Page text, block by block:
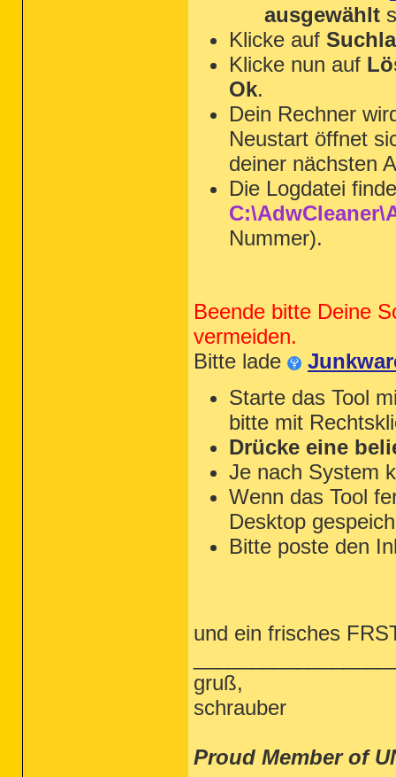
ausgewählt
Klicke auf
Klicke nun auf
Ok.
Dein Rechner
Neustart öffnet
deiner nächsten
Die Logdatei
Nummer).
Beende bitte Deine
vermeiden.
Bitte lade
Starte das Tool
bitte mit
Drücke eine
Je nach System
Wenn das Tool
Desktop
Bitte poste den
und ein frisches
gruß,
schrauber
Proud Member of